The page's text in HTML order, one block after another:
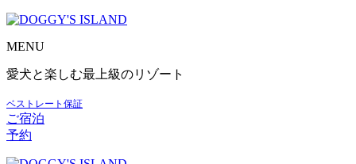
MENU
愛犬と楽しむ最上級のリゾート
ベストレート保証
ご宿泊
予約